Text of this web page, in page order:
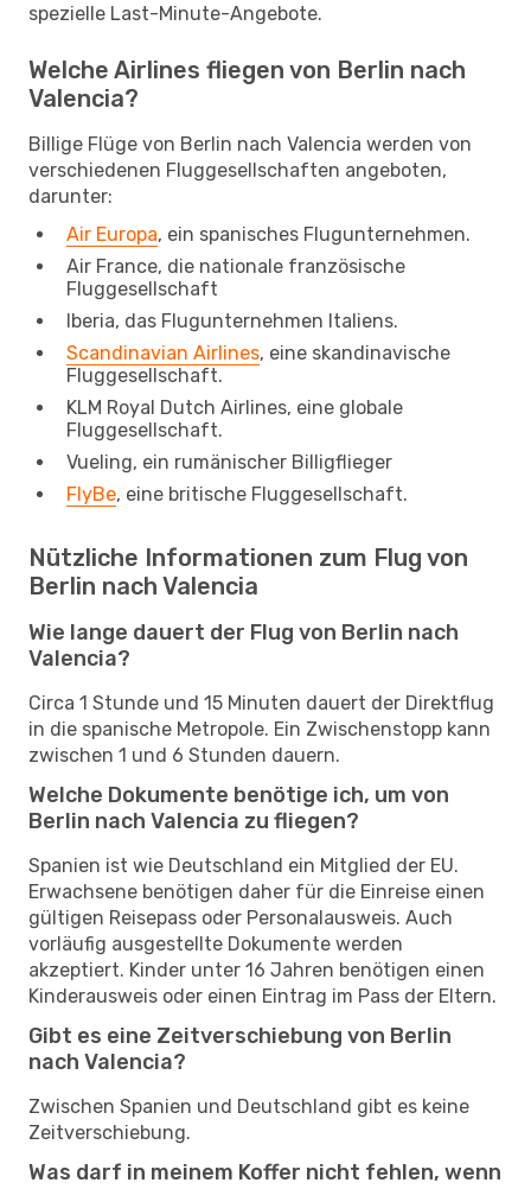
spezielle Last-Minute-Angebote.
Welche Airlines fliegen von Berlin nach
Valencia?
Billige Flüge von Berlin nach Valencia werden von
verschiedenen Fluggesellschaften angeboten,
darunter:
Air Europa, ein spanisches Flugunternehmen.
Air France, die nationale französische
Fluggesellschaft
Iberia, das Flugunternehmen Italiens.
Scandinavian Airlines, eine skandinavische
Fluggesellschaft.
KLM Royal Dutch Airlines, eine globale
Fluggesellschaft.
Vueling, ein rumänischer Billigflieger
FlyBe, eine britische Fluggesellschaft.
Nützliche Informationen zum Flug von
Berlin nach Valencia
Wie lange dauert der Flug von Berlin nach
Valencia?
Circa 1 Stunde und 15 Minuten dauert der Direktflug
in die spanische Metropole. Ein Zwischenstopp kann
zwischen 1 und 6 Stunden dauern.
Welche Dokumente benötige ich, um von
Berlin nach Valencia zu fliegen?
Spanien ist wie Deutschland ein Mitglied der EU.
Erwachsene benötigen daher für die Einreise einen
gültigen Reisepass oder Personalausweis. Auch
vorläufig ausgestellte Dokumente werden
akzeptiert. Kinder unter 16 Jahren benötigen einen
Kinderausweis oder einen Eintrag im Pass der Eltern.
Gibt es eine Zeitverschiebung von Berlin
nach Valencia?
Zwischen Spanien und Deutschland gibt es keine
Zeitverschiebung.
Was darf in meinem Koffer nicht fehlen, wenn